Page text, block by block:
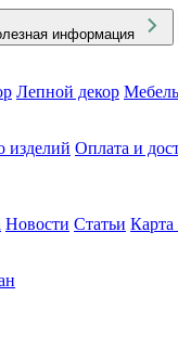
информация
Лепной декор Мебель
изделий Оплата и
Новости Статьи Карта